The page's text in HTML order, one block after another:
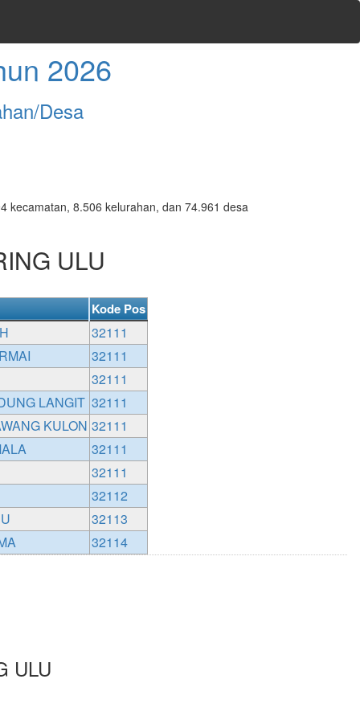
2026
Desa
kecamatan, 8.506 kelurahan, dan 74.961 desa
ULU
Kode Pos
32111
32111
32111
LANGIT 32111
KULON 32111
32111
32111
32112
32113
32114
ULU